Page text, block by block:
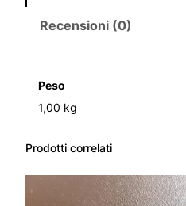
.
6
Recensioni (0)
Peso
1,00 kg
Prodotti correlati